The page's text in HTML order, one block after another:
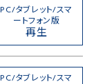
PC/タブレット/スマ
ートフォン版
再生
PC/タブレット/スマ